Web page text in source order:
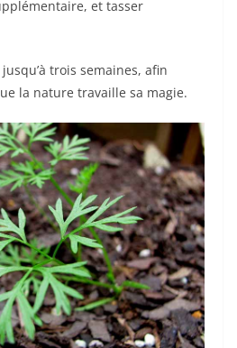
et tasser
trois semaines, afin
la nature travaille sa magie.